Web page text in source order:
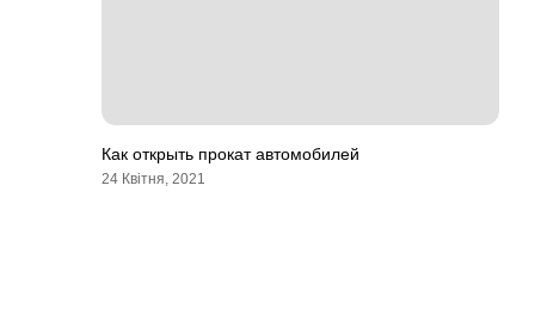
Как открыть прокат автомобилей
24 Квітня, 2021